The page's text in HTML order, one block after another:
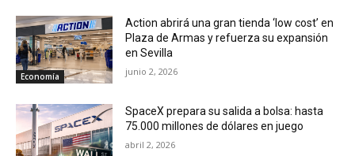
Economía
Action abrirá una gran tienda ‘low cost’ en
Plaza de Armas y refuerza su expansión
en Sevilla
junio 2, 2026
SpaceX prepara su salida a bolsa: hasta
75.000 millones de dólares en juego
abril 2, 2026